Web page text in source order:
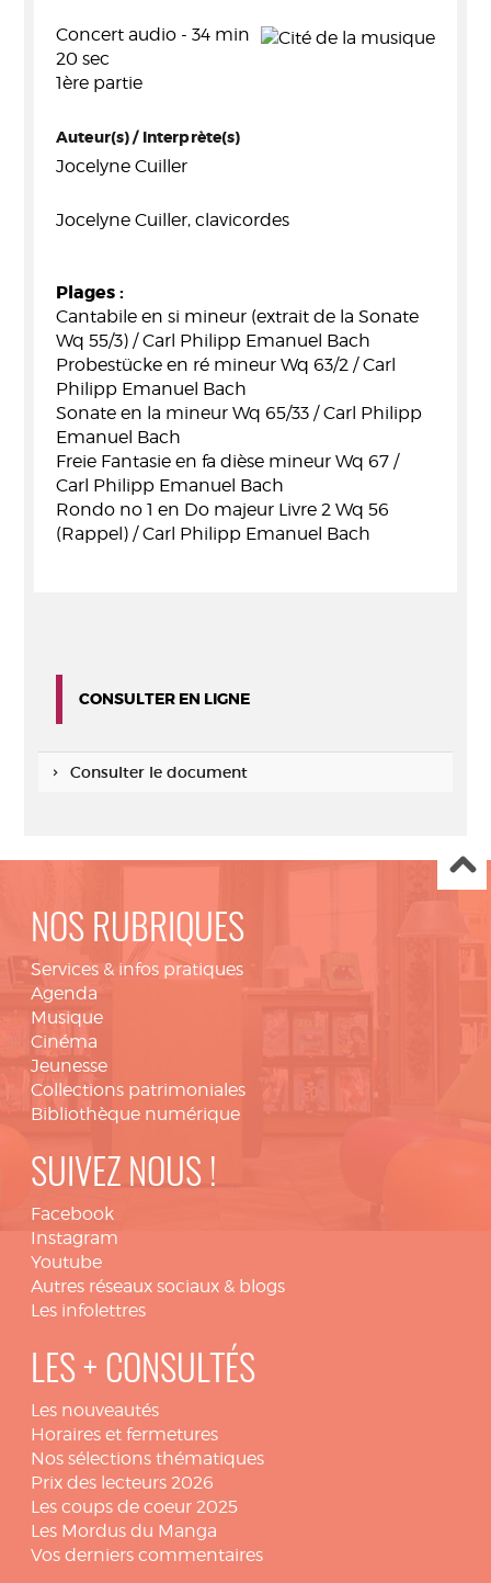
Concert audio - 34 min
20 sec
1ère partie
Auteur(s) / Interprète(s)
Jocelyne Cuiller
Jocelyne Cuiller, clavicordes
Plages :
Cantabile en si mineur (extrait de la Sonate
Wq 55/3) / Carl Philipp Emanuel Bach
Probestücke en ré mineur Wq 63/2 / Carl
Philipp Emanuel Bach
Sonate en la mineur Wq 65/33 / Carl Philipp
Emanuel Bach
Freie Fantasie en fa dièse mineur Wq 67 /
Carl Philipp Emanuel Bach
Rondo no 1 en Do majeur Livre 2 Wq 56
(Rappel) / Carl Philipp Emanuel Bach
CONSULTER EN LIGNE
Consulter le document
NOS RUBRIQUES
Services & infos pratiques
Agenda
Musique
Cinéma
Jeunesse
Collections patrimoniales
Bibliothèque numérique
SUIVEZ NOUS !
Facebook
Instagram
Youtube
Autres réseaux sociaux & blogs
Les infolettres
LES + CONSULTÉS
Les nouveautés
Horaires et fermetures
Nos sélections thématiques
Prix des lecteurs 2026
Les coups de coeur 2025
Les Mordus du Manga
Vos derniers commentaires